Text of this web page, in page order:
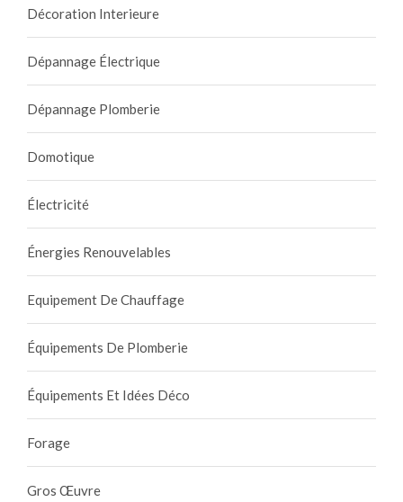
Décoration Interieure
Dépannage Électrique
Dépannage Plomberie
Domotique
Électricité
Énergies Renouvelables
Equipement De Chauffage
Équipements De Plomberie
Équipements Et Idées Déco
Forage
Gros Œuvre